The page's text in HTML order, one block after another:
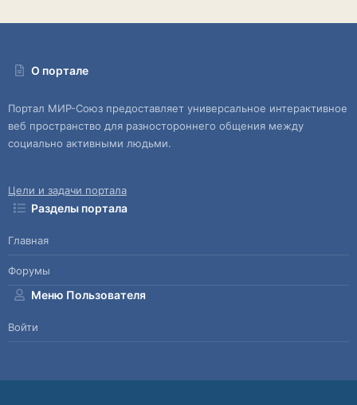
О портале
Портал МИР-Союз предоставляет универсальное интерактивное
веб пространство для разностороннего общения между
социально активными людьми.
Цели и задачи портала
Разделы портала
Главная
Форумы
Меню Пользователя
Войти